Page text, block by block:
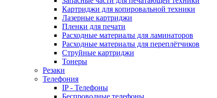
Картриджи для копировальной техники
Лазерные картриджи
Пленки для печати
Расходные материалы для ламинаторов
Расходные материалы для переплётчиков
Струйные картриджи
Тонеры
Резаки
Телефония
IP - Телефоны
Беспроводные телефоны